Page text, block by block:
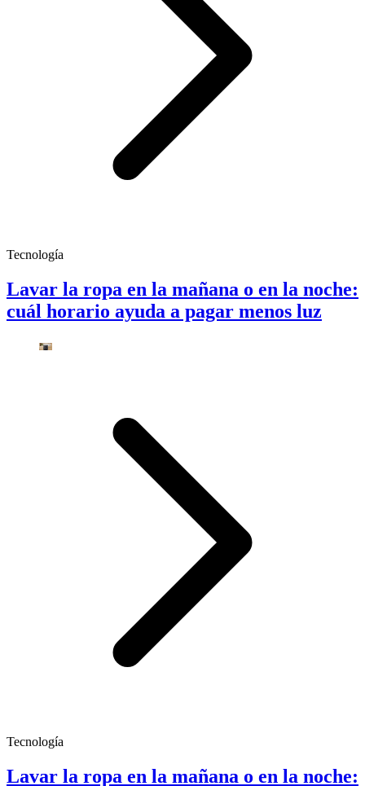
Tecnología
Lavar la ropa en la mañana o en la noche:
cuál horario ayuda a pagar menos luz
Tecnología
Lavar la ropa en la mañana o en la noche: